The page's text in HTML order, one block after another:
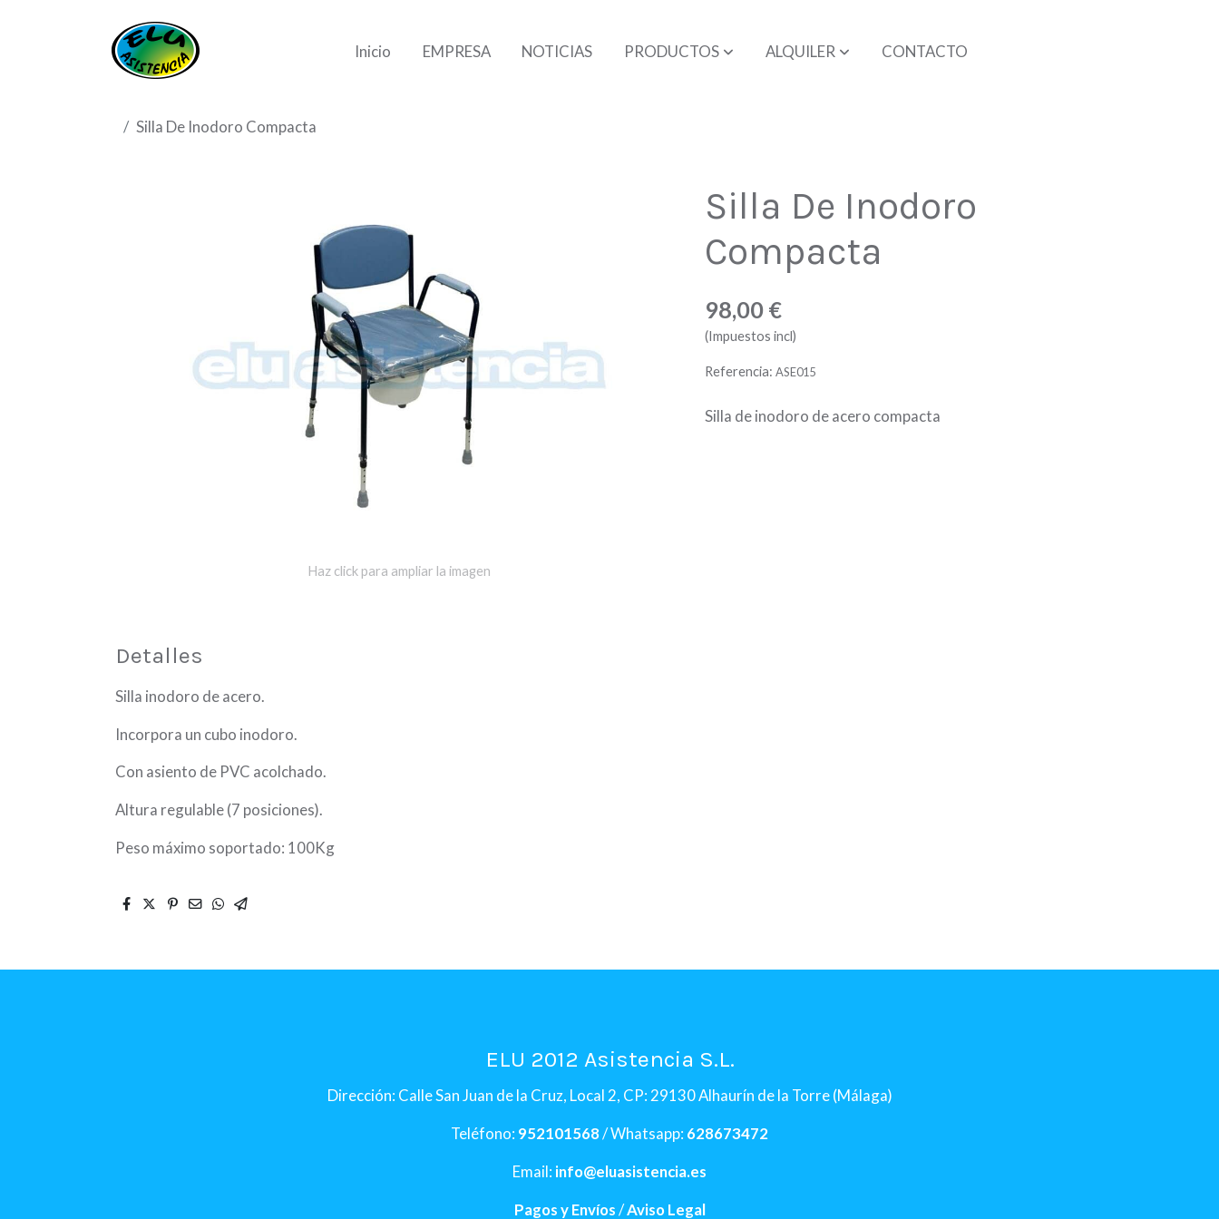
Inicio EMPRESA NOTICIAS PRODUCTOS ALQUILER CONTACTO
Silla De Inodoro Compacta
Haz click para ampliar la imagen
Detalles
Silla inodoro de acero.
Incorpora un cubo inodoro.
Con asiento de PVC acolchado.
Altura regulable (7 posiciones).
Peso máximo soportado: 100Kg
Silla De Inodoro
Compacta
98,00 €
(Impuestos incl)
Referencia:ASE015
Silla de inodoro de acero compacta
ELU 2012 Asistencia S.L.
Dirección: Calle San Juan de la Cruz, Local 2, CP: 29130 Alhaurín de la Torre (Málaga)
Teléfono: 952101568/ Whatsapp: 628673472
Email: info@eluasistencia.es
Pagos y Envíos/Aviso Legal